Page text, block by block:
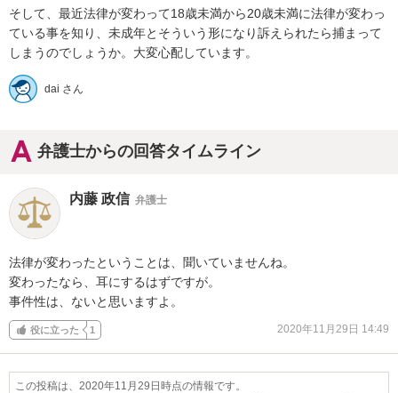
そして、最近法律が変わって18歳未満から20歳未満に法律が変わっ
ている事を知り、未成年とそういう形になり訴えられたら捕まって
しまうのでしょうか。大変心配しています。
dai さん
弁護士からの回答タイムライン
内藤 政信 弁護士
法律が変わったということは、聞いていませんね。
変わったなら、耳にするはずですが。
事件性は、ないと思いますよ。
役に立った 1 2020年11月29日 14:49
この投稿は、2020年11月29日時点の情報です。